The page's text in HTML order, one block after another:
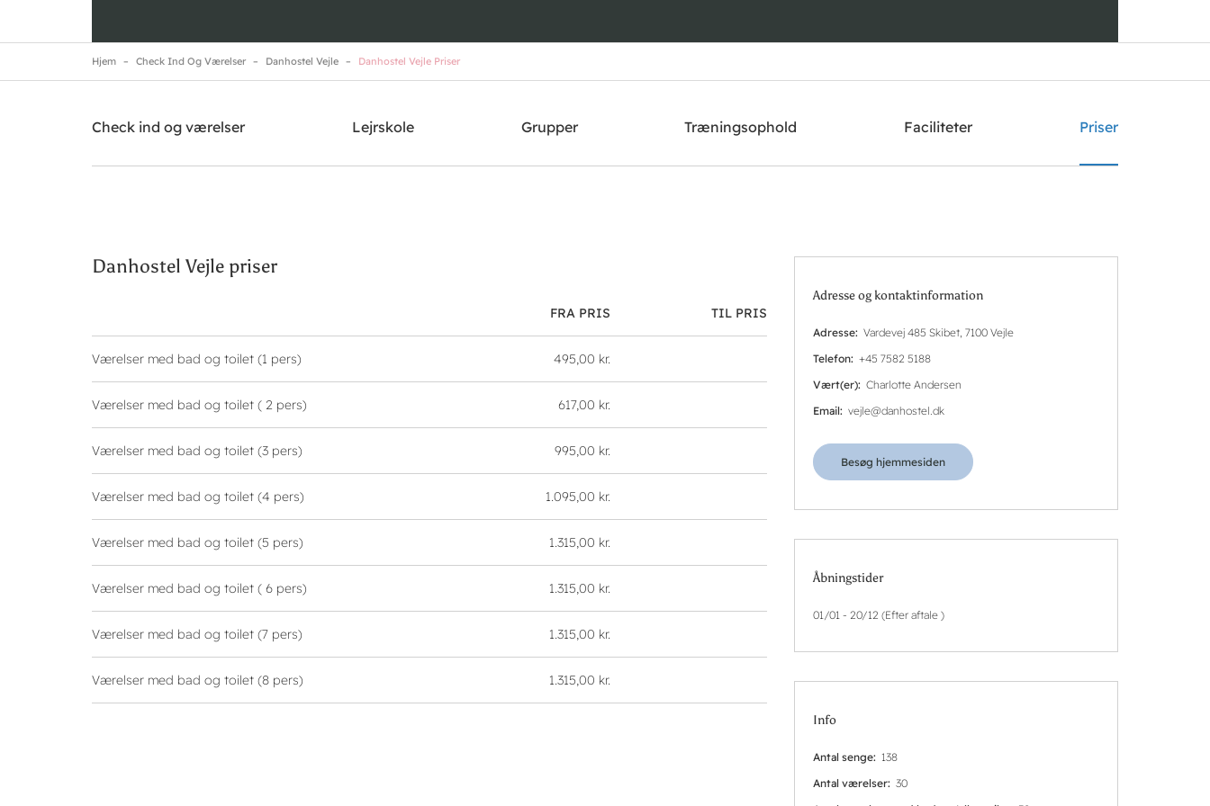
Danhostel Vejle Søg
Hjem Check Ind Og Værelser Danhostel Vejle Danhostel Vejle Priser
Check ind og værelser Lejrskole Grupper Træningsophold Faciliteter Priser
Danhostel Vejle priser
FRA PRIS TIL PRIS
Værelser med bad og toilet (1 pers) 495,00 kr.
Værelser med bad og toilet ( 2 pers) 617,00 kr.
Værelser med bad og toilet (3 pers) 995,00 kr.
Værelser med bad og toilet (4 pers) 1.095,00 kr.
Værelser med bad og toilet (5 pers) 1.315,00 kr.
Værelser med bad og toilet ( 6 pers) 1.315,00 kr.
Værelser med bad og toilet (7 pers) 1.315,00 kr.
Værelser med bad og toilet (8 pers) 1.315,00 kr.
Adresse og kontaktinformation
Adresse Vardevej 485 Skibet, 7100 Vejle
Telefon +45 7582 5188
Vært(er) Charlotte Andersen
Email vejle@danhostel.dk
Besøg hjemmesiden
Åbningstider
01/01 - 20/12 (Efter aftale )
Info
Antal senge 138
Antal værelser 30